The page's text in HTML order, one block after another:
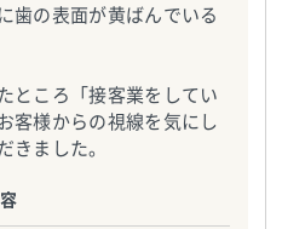
歯の表面が黄ばんでいる
ところ「接客業をしてい
客様からの視線を気にし
きました。